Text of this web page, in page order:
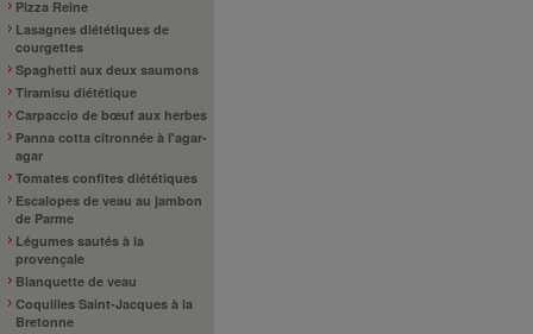
Pizza Reine
Lasagnes diététiques de
courgettes
Spaghetti aux deux saumons
Tiramisu diététique
Carpaccio de bœuf aux herbes
Panna cotta citronnée à l'agar-
agar
Tomates confites diététiques
Escalopes de veau au jambon
de Parme
Légumes sautés à la
provençale
Blanquette de veau
Coquilles Saint-Jacques à la
Bretonne